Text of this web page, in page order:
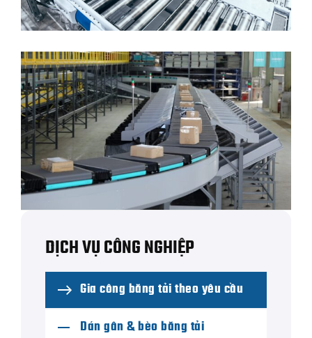
DỊCH VỤ CÔNG NGHIỆP
Gia công băng tải theo yêu cầu
Dán gân & bèo băng tải